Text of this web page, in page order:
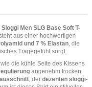
Sloggi Men SLG Base Soft T-
aus einer hochwertigen
und 7 % Elastan , die
Tragegefühl sorgt.
die kühle Seite des Kissens
angenehm trocken
, der dezenten sloggi-